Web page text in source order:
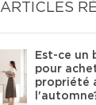
ARTICLES
Est-ce un
pour
propriété